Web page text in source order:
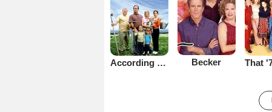
According to Jim Becker